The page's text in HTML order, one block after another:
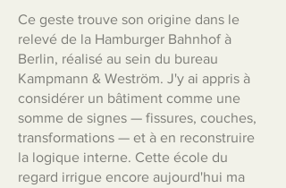
Ce geste trouve son origine dans le
relevé de la Hamburger Bahnhof à
Berlin, réalisé au sein du bureau
Kampmann & Weström. J'y ai appris à
considérer un bâtiment comme une
somme de signes — fissures, couches,
transformations — et à en reconstruire
la logique interne. Cette école du
regard irrigue encore aujourd'hui ma